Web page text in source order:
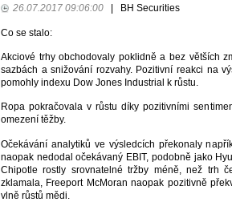
26.07.2017 09:06:00 BH Securities
Co se stalo:
Akciové trhy obchodovaly poklidně a bez větších
sazbách a snižování rozvahy. Pozitivní reakci na
pomohly indexu Dow Jones Industrial k růstu.
Ropa pokračovala v růstu díky pozitivními
omezení těžby.
Očekávání analytiků ve výsledcích překonaly
naopak nedodal očekávaný EBIT, podobně jako
Chipotle rostly srovnatelné tržby méně, než trh
zklamala, Freeport McMoran naopak pozitivně
vlně růstů mědi.